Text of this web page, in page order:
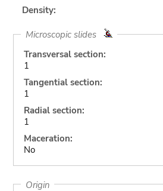
Density:
Microscopic slides
Transversal section:
1
Tangential section:
1
Radial section:
1
Maceration:
No
Origin